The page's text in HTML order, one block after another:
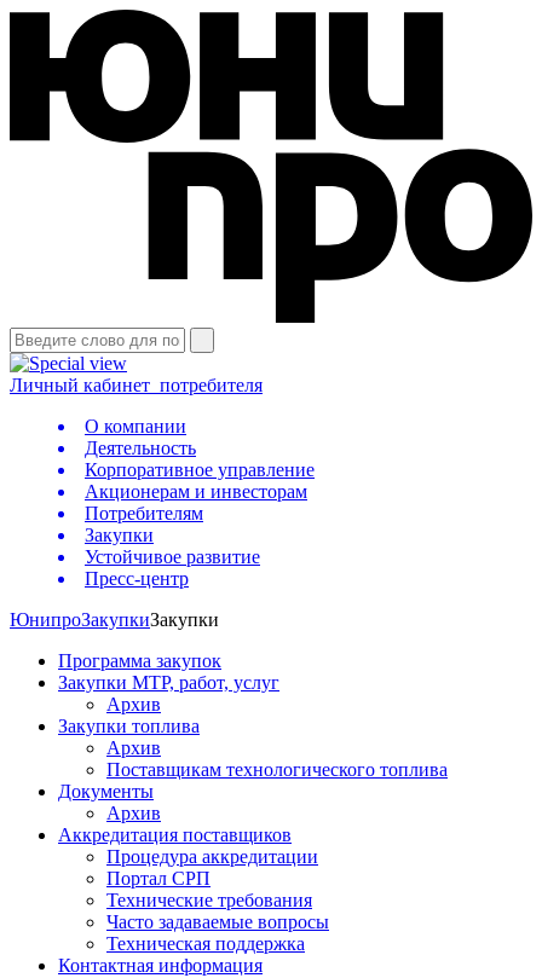
Личный кабинет потребителя
О компании
Деятельность
Корпоративное управление
Акционерам и инвесторам
Потребителям
Закупки
Устойчивое развитие
Пресс-центр
ЮнипроЗакупкиЗакупки
Программа закупок
Закупки МТР, работ, услуг
Архив
Закупки топлива
Архив
Поставщикам технологического топлива
Документы
Архив
Аккредитация поставщиков
Процедура аккредитации
Портал СРП
Технические требования
Часто задаваемые вопросы
Техническая поддержка
Контактная информация